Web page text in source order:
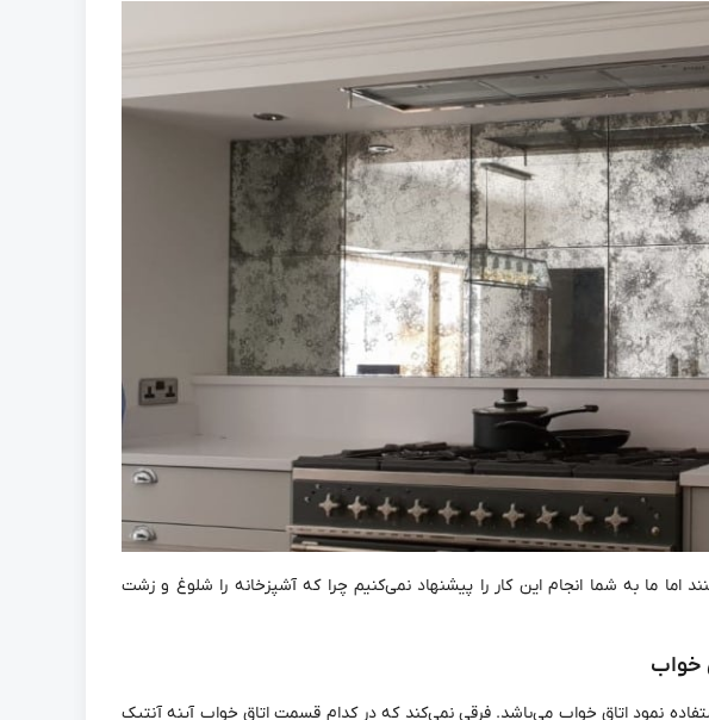
اما ما به شما انجام این کار را پیشنهاد نمی‌کنیم چرا که آشپزخانه را شلوغ و زشت
خواب
نمود اتاق خواب می‌باشد. فرقی نمی‌کند که در کدام قسمت اتاق خواب آینه آنتیک